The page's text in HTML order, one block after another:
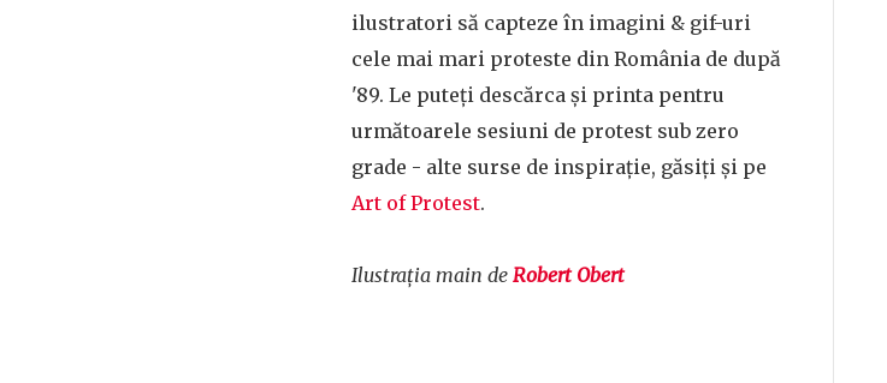
ilustratori să capteze în imagini & gif-uri
cele mai mari proteste din România de după
'89. Le puteți descărca și printa pentru
următoarele sesiuni de protest sub zero
grade - alte surse de inspirație, găsiți și pe
Art of Protest.
Ilustrația main de Robert Obert